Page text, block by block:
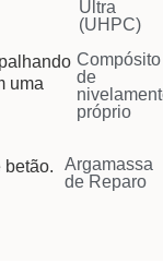
Ultra
(UHPC)
Compósito
de
próprio
Argamassa
de Reparo